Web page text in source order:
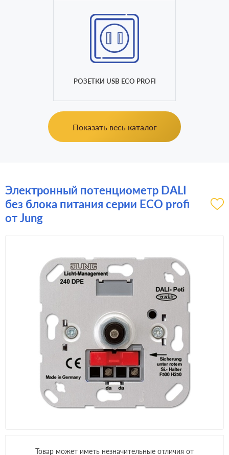
РОЗЕТКИ USB ECO PROFI
Показать весь каталог
Электронный потенциометр DALI
без блока питания серии ECO profi
от Jung
Товар может иметь незначительные отличия от